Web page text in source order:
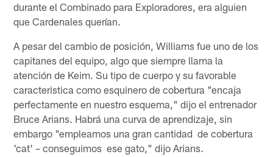
durante el Combinado para Exploradores, era alguien
que Cardenales querían.
A pesar del cambio de posición, Williams fue uno de los
capitanes del equipo, algo que siempre llama la
atención de Keim. Su tipo de cuerpo y su favorable
caracteristica como esquinero de cobertura "encaja
perfectamente en nuestro esquema," dijo el entrenador
Bruce Arians. Habrá una curva de aprendizaje, sin
embargo "empleamos una gran cantidad de cobertura
'cat' – conseguimos ese gato," dijo Arians.